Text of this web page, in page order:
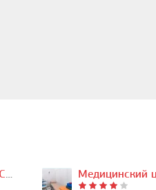
Медицинская клиника CMD на…